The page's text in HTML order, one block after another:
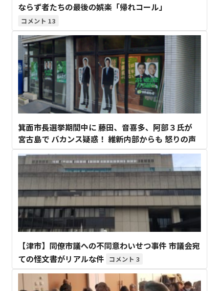
ならず者たちの最後の娯楽「帰れコール」
13
箕面市長選挙期間中に 藤田、音喜多、阿部３氏が
宮古島で バカンス疑惑！ 維新内部からも 怒りの声
【津市】同僚市議への不同意わいせつ事件 市議会宛
ての怪文書がリアルな件
3